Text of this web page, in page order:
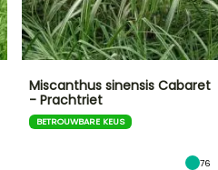
Miscanthus sinensis Cabaret
- Prachtriet
BETROUWBARE KEUS
76